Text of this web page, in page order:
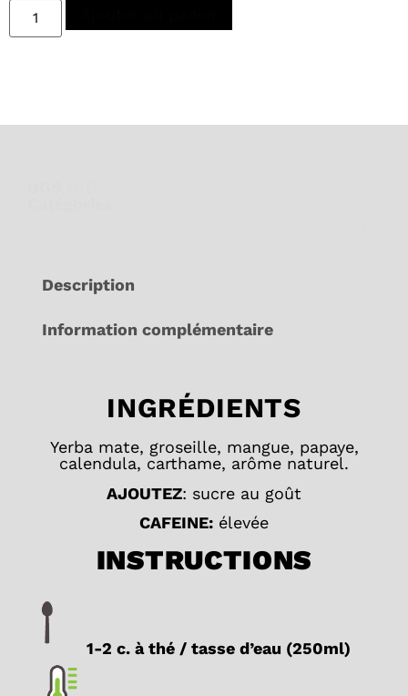
Description
Information complémentaire
INGRÉDIENTS
Yerba mate, groseille, mangue, papaye,
calendula, carthame, arôme naturel.
AJOUTEZ: sucre au goût
CAFEINE: élevée
INSTRUCTIONS
1-2 c. à thé / tasse d’eau (250ml)